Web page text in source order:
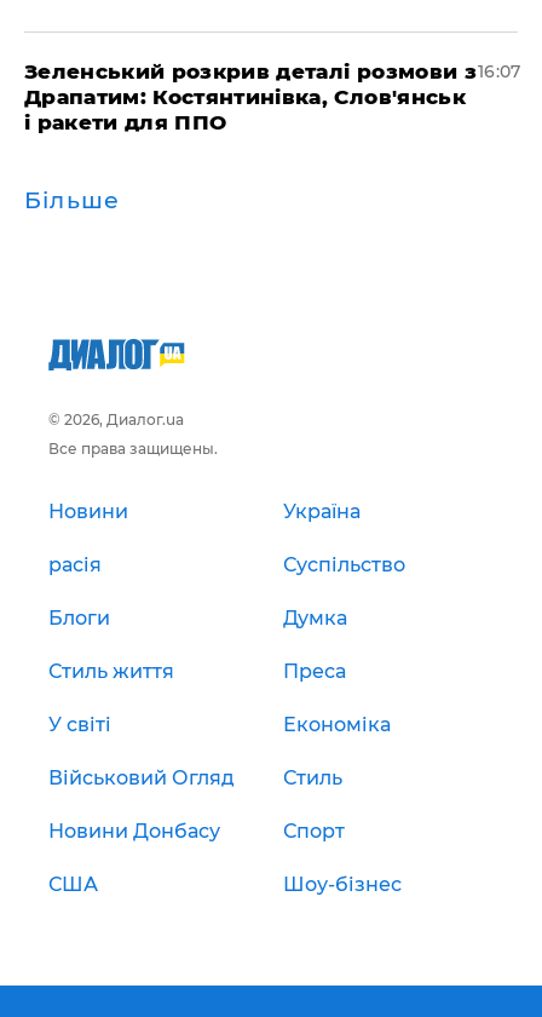
Зеленський розкрив деталі розмови з
Драпатим: Костянтинівка, Слов'янськ
і ракети для ППО
16:07
Більше
© 2026, Диалог.ua
Все права защищены.
Новини Україна
расія Суспільство
Блоги Думка
Стиль життя Преса
У світі Економіка
Військовий Огляд Стиль
Новини Донбасу Спорт
США Шоу-бізнес